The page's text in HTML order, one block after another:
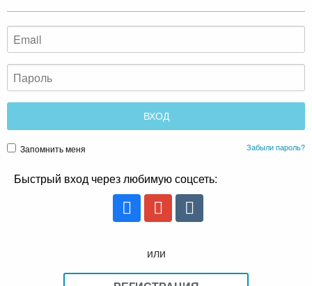
Запомнить меня Забыли пароль?
Быстрый вход через любимую соцсеть:
или